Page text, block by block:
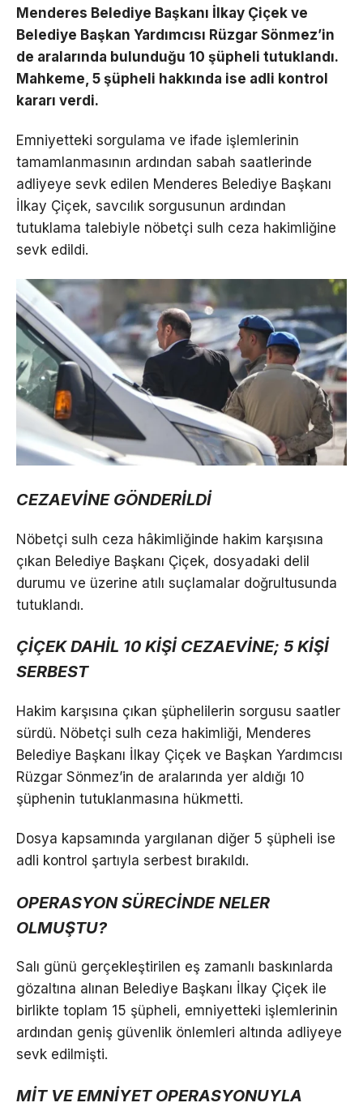
Menderes Belediye Başkanı İlkay Çiçek ve
Belediye Başkan Yardımcısı Rüzgar Sönmez’in
de aralarında bulunduğu 10 şüpheli tutuklandı.
Mahkeme, 5 şüpheli hakkında ise adli kontrol
kararı verdi.
Emniyetteki sorgulama ve ifade işlemlerinin
tamamlanmasının ardından sabah saatlerinde
adliyeye sevk edilen Menderes Belediye Başkanı
İlkay Çiçek, savcılık sorgusunun ardından
tutuklama talebiyle nöbetçi sulh ceza hakimliğine
sevk edildi.
CEZAEVİNE GÖNDERİLDİ
Nöbetçi sulh ceza hâkimliğinde hakim karşısına
çıkan Belediye Başkanı Çiçek, dosyadaki delil
durumu ve üzerine atılı suçlamalar doğrultusunda
tutuklandı.
ÇİÇEK DAHİL 10 KİŞİ CEZAEVİNE; 5 KİŞİ
SERBEST
Hakim karşısına çıkan şüphelilerin sorgusu saatler
sürdü. Nöbetçi sulh ceza hakimliği, Menderes
Belediye Başkanı İlkay Çiçek ve Başkan Yardımcısı
Rüzgar Sönmez’in de aralarında yer aldığı 10
şüphenin tutuklanmasına hükmetti.
Dosya kapsamında yargılanan diğer 5 şüpheli ise
adli kontrol şartıyla serbest bırakıldı.
OPERASYON SÜRECİNDE NELER
OLMUŞTU?
Salı günü gerçekleştirilen eş zamanlı baskınlarda
gözaltına alınan Belediye Başkanı İlkay Çiçek ile
birlikte toplam 15 şüpheli, emniyetteki işlemlerinin
ardından geniş güvenlik önlemleri altında adliyeye
sevk edilmişti.
MİT VE EMNİYET OPERASYONUYLA